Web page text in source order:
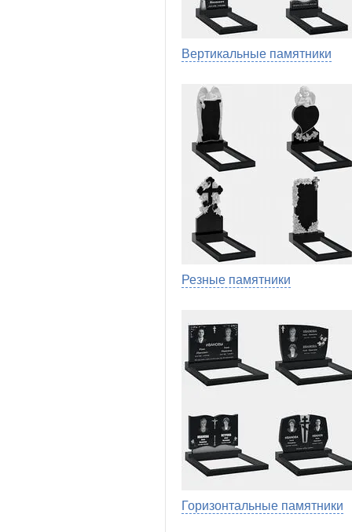
Вертикальные памятники
Резные памятники
Горизонтальные памятники